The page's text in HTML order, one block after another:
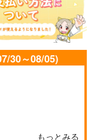
（税込）
30～08/05)
もっとみる